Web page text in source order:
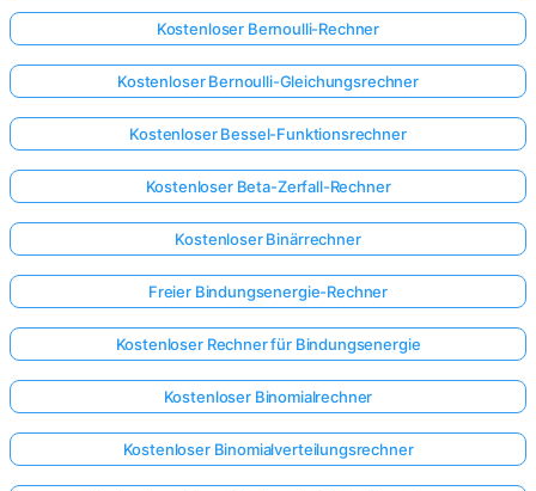
Kostenloser Bernoulli-Rechner
Kostenloser Bernoulli-Gleichungsrechner
Kostenloser Bessel-Funktionsrechner
Kostenloser Beta-Zerfall-Rechner
Kostenloser Binärrechner
Freier Bindungsenergie-Rechner
Kostenloser Rechner für Bindungsenergie
Kostenloser Binomialrechner
Kostenloser Binomialverteilungsrechner